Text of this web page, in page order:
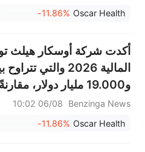
4.751 مليار دولار أمريكي.
Oscar Health
-11.86%
أكدت شركة أوسكار هيلث
و19.000 مليار دولار،
البالغة 18.623 مليار دولار.
Benzinga News
06/08 10:02
Oscar Health
-11.86%